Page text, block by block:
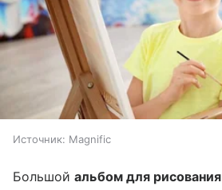
Источник: Magnific
Большойальбом для рисования